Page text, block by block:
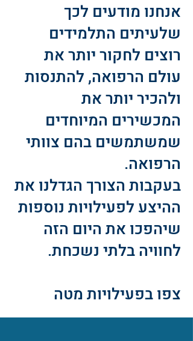
אנחנו מודעים לכך
שלעיתים התלמידים
רוצים לחקור יותר את
עולם הרפואה, להתנסות
ולהכיר יותר את
המכשירים המיוחדים
שמשתמשים בהם צוותי
הרפואה.
בעקבות הצורך הגדלנו את
ההיצע לפעילויות נוספות
שיהפכו את היום הזה
לחוויה בלתי נשכחת.
צפו בפעילויות מטה